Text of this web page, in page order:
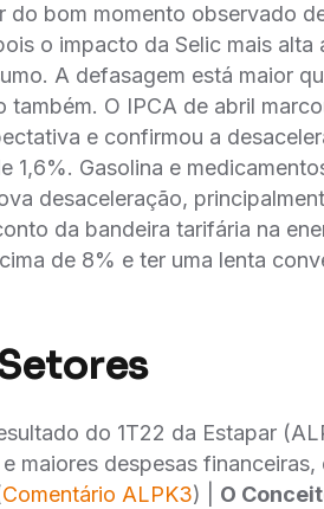
do bom momento observado
o impacto da Selic mais
A defasagem está maior
também. O IPCA de abril
e confirmou a
1,6%. Gasolina e
desaceleração,
da bandeira tarifária na
de 8% e ter uma lenta
do 1T22 da Estapar
maiores despesas
Comentário ALPK3) | O